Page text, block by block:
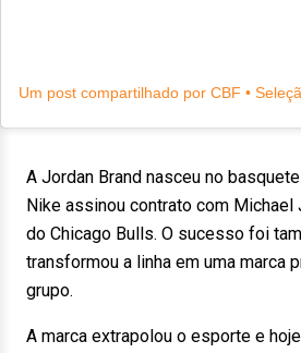
A Jordan Brand nasceu no
Nike assinou contrato com Michael
do Chicago Bulls. O sucesso foi
transformou a linha em uma marca
grupo.
A marca extrapolou o esporte e